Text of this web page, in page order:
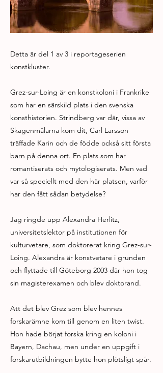
Detta är del 1 av 3 i reportageserien
konstkluster.
Grez-sur-Loing är en konstkoloni i Frankrike
som har en särskild plats i den svenska
konsthistorien. Strindberg var där, vissa av
Skagenmålarna kom dit, Carl Larsson
träffade Karin och de födde också sitt första
barn på denna ort. En plats som har
romantiserats och mytologiserats. Men vad
var så speciellt med den här platsen, varför
har den fått sådan betydelse?
Jag ringde upp Alexandra Herlitz,
universitetslektor på institutionen för
kulturvetare, som doktorerat kring Grez-sur-
Loing. Alexandra är konstvetare i grunden
och flyttade till Göteborg 2003 där hon tog
sin magisterexamen och blev doktorand.
Att det blev Grez som blev hennes
forskarämne kom till genom en liten twist.
Hon hade börjat forska kring en koloni i
Bayern, Dachau, men under en uppgift i
forskarutbildningen bytte hon plötsligt spår.